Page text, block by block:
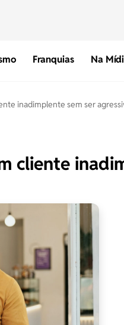
Franquias Na
inadimplente sem ser
cliente